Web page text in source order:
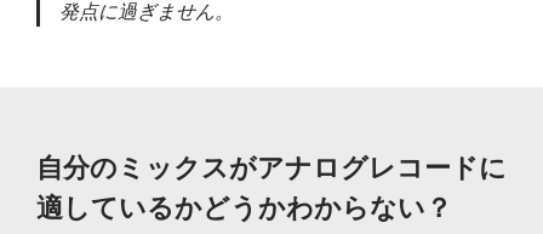
発点に過ぎません。
自分のミックスがアナログレコードに
適しているかどうかわからない？